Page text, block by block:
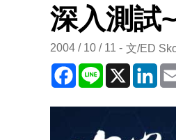
深入測試
2004 / 10 / 11 文/ED
Facebook
Line X